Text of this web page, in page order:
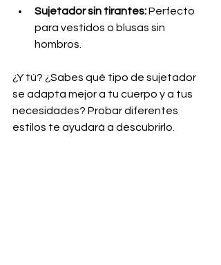
Sujetador sin tirantes: Perfecto
para vestidos o blusas sin
hombros.
¿Y tú? ¿Sabes qué tipo de sujetador
se adapta mejor a tu cuerpo y a tus
necesidades? Probar diferentes
estilos te ayudará a descubrirlo.